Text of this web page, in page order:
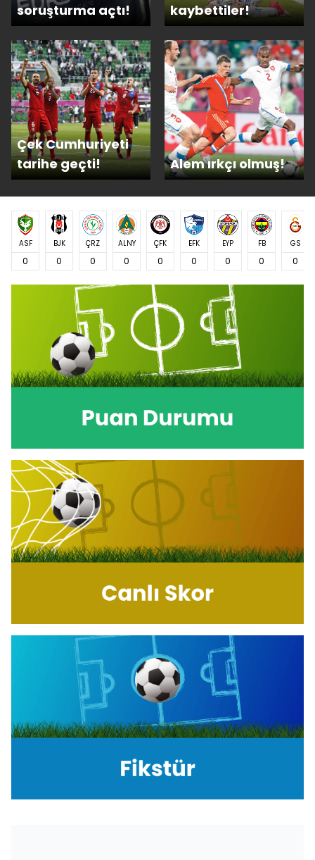
soruşturma açtı!
kaybettiler!
Çek Cumhuriyeti
tarihe geçti!
Alem ırkçı olmuş!
ASF
0
BJK
0
ÇRZ
0
ALNY
0
ÇFK
0
EFK
0
EYP
0
FB
0
GS
0